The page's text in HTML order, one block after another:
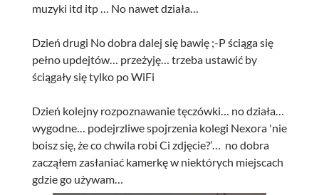
muzyki itd itp … No nawet działa…
Dzień drugi No dobra dalej się bawię ;-P ściąga się
pełno updejtów… przeżyję… trzeba ustawić by
ściągały się tylko po WiFi
Dzień kolejny rozpoznawanie tęczówki… no działa…
wygodne… podejrzliwe spojrzenia kolegi Nexora 'nie
boisz się, że co chwila robi Ci zdjęcie?’… no dobra
zacząłem zasłaniać kamerkę w niektórych miejscach
gdzie go używam…